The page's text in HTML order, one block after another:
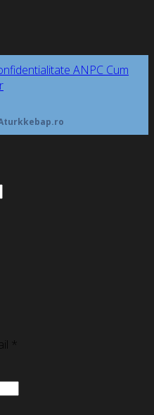
ANPC Cum
*